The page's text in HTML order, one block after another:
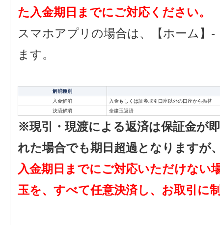
た入金期日までにご対応ください。
スマホアプリの場合は、【ホーム】
ます。
解消種別
入金解消
入金もしくは証券取引口座以外の口座から振替
決済解消
全建玉返済
※現引・現渡による返済は保証金が
れた場合でも期日超過となりますが
入金期日までにご対応いただけない
玉を、すべて任意決済し、お取引に